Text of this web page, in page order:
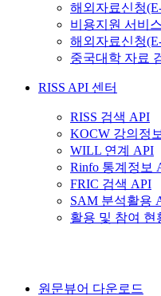
해외자료신청
비용지원 서비
해외자료신청
중국대학 자료
RISS API 센터
RISS 검색 API
KOCW 강의정
WILL 연계 API
Rinfo 통계정보
FRIC 검색 API
SAM 분석활용
활용 및 참여 현
원문뷰어 다운로드